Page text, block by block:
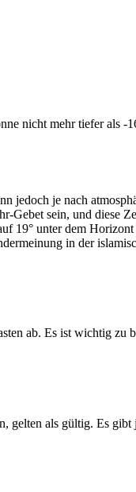
nicht mehr tiefer als -
jedoch je nach
Gebet sein, und diese
19° unter dem
in der
ab. Es ist wichtig zu
gelten als gültig. Es gibt